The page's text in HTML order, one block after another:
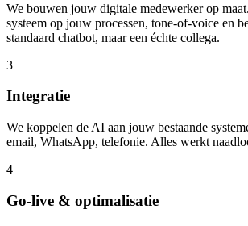
We bouwen jouw digitale medewerker op
systeem op jouw processen, tone-of-voice en
standaard chatbot, maar een échte collega.
3
Integratie
We koppelen de AI aan jouw bestaande
email, WhatsApp, telefonie. Alles werkt
4
Go-live & optimalisatie